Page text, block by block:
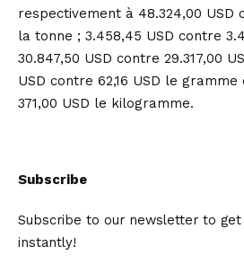
respectivement à 48.324,00 USD
la tonne ; 3.458,45 USD contre
30.847,50 USD contre 29.317,00
USD contre 62,16 USD le
371,00 USD le kilogramme.
Subscribe
Subscribe to our newsletter to
instantly!